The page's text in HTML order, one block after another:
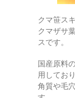
クマ笹ス
クマザサ
スです。
国産原料
用してお
角質や毛